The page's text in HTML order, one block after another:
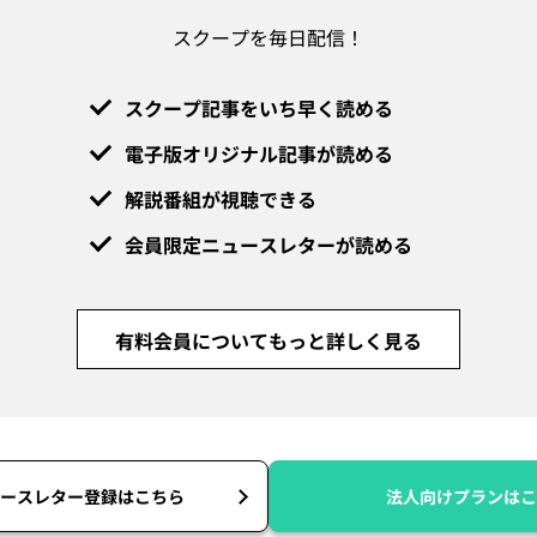
スクープを毎日配信！
スクープ記事をいち早く読める
電子版オリジナル記事が読める
解説番組が視聴できる
会員限定ニュースレターが読める
有料会員についてもっと詳しく見る
スレター登録はこちら 法人向けプランは